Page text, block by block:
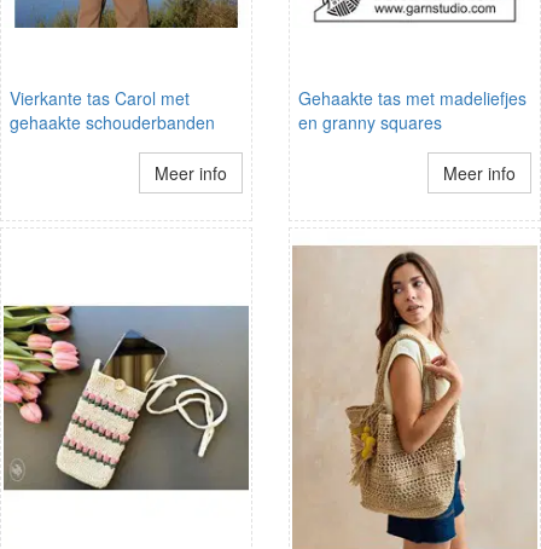
Vierkante tas Carol met
gehaakte schouderbanden
Meer info
Gehaakte tas met madeliefjes
en granny squares
Meer info